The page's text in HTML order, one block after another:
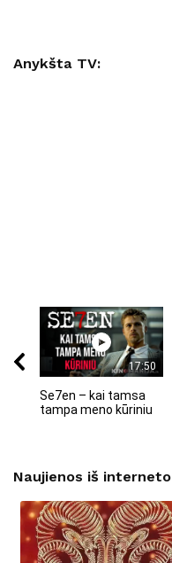
Anykšta TV:
17:50
Se7en – kai tamsa
tampa meno kūriniu
Naujienos iš interneto